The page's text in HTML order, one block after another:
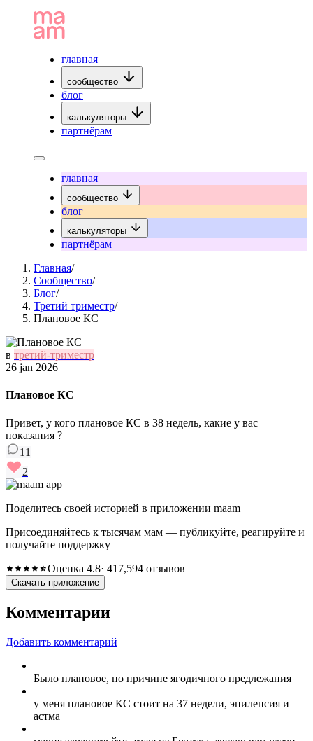
главная
сообщество
блог
калькуляторы
партнёрам
главная
сообщество
блог
калькуляторы
партнёрам
Главная/
Сообщество/
Блог/
Третий триместр/
Плановое КС
в третий-триместр
26 jan 2026
Плановое КС
Привет, у кого плановое КС в 38 недель, какие у вас
показания ?
11
2
Поделитесь своей историей в приложении maam
Присоединяйтесь к тысячам мам — публикуйте, реагируйте и
получайте поддержку
Оценка 4.8· 417,594 отзывов
Скачать приложение
Комментарии
Добавить комментарий
Было плановое, по причине ягодичного предлежания
у меня плановое КС стоит на 37 недели, эпилепсия и
астма